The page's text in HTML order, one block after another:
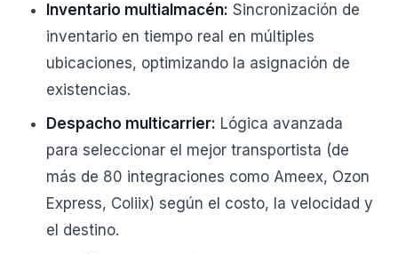
Inventario multialmacén: Sincronización de
inventario en tiempo real en múltiples
ubicaciones, optimizando la asignación de
existencias.
Despacho multicarrier: Lógica avanzada
para seleccionar el mejor transportista (de
más de 80 integraciones como Ameex, Ozon
Express, Coliix) según el costo, la velocidad y
el destino.